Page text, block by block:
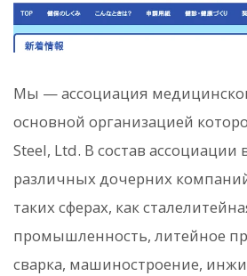
Мы — ассоциация
основной организацией
Steel, Ltd. В состав ассоциации
различных дочерних
таких сферах, как
промышленность, литейное
сварка, машиностроение,